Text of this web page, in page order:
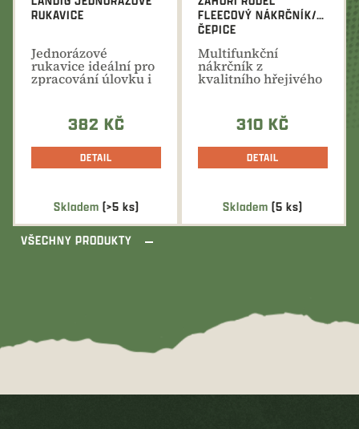
Skladem (>5 ks)
RUKAVICE
Jednorázové
rukavice ideální pro
zpracování úlovku i
masa. Dokonalá
382 KČ
DETAIL
Skladem (5 ks)
FLEECOVÝ NÁKRČNÍK/
ČEPICE
Multifunkční
nákrčník z
kvalitního hřejivého
barevném...
310 KČ
DETAIL
VŠECHNY PRODUKTY